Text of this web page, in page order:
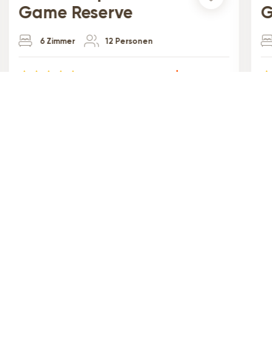
Game Reserve
6 Zimmer 12 Personen
ab